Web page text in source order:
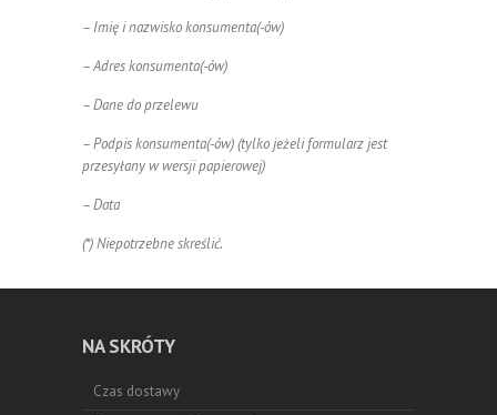
– Imię i nazwisko konsumenta(-ów)
– Adres konsumenta(-ów)
– Dane do przelewu
– Podpis konsumenta(-ów) (tylko jeżeli formularz jest
przesyłany w wersji papierowej)
– Data
(*) Niepotrzebne skreślić.
NA SKRÓTY
Czas dostawy